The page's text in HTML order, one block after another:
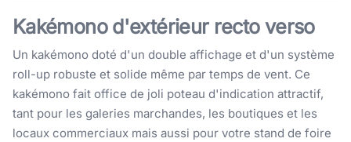
Kakémono d'extérieur recto verso
Un kakémono doté d'un double affichage et d'un système
roll-up robuste et solide même par temps de vent. Ce
kakémono fait office de joli poteau d'indication attractif,
tant pour les galeries marchandes, les boutiques et les
locaux commerciaux mais aussi pour votre stand de foire